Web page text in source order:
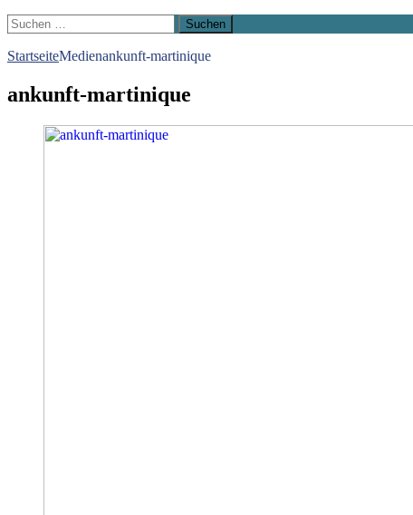
Suchen
nach:
StartseiteMedienankunft-martinique
ankunft-martinique